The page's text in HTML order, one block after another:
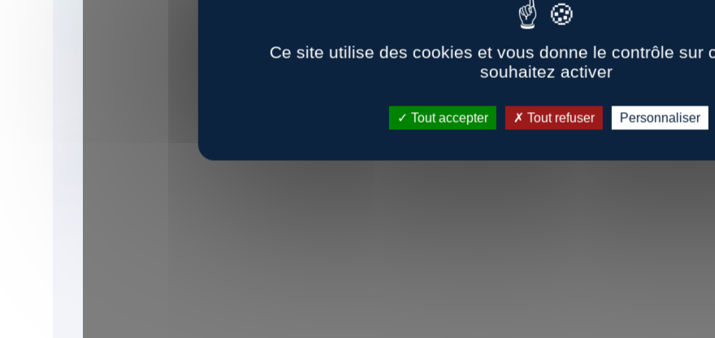
Ce site utilise des cookies et vous donne le contrôle sur
souhaitez activer
Tout accepter Tout refuser Personnaliser